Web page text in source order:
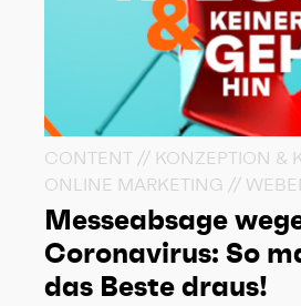
CONTENT // KONZEPTION &
ONLINE MARKETING //
Messeabsage
Coronavirus: So
das Beste draus!